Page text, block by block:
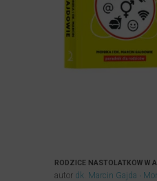
RODZICE NASTOLATKÓW W
autor dk. Marcin Gajda